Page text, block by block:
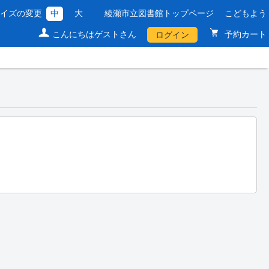
ズの変更 中 大 綾瀬市立図書館トップページ こどもよう
こんにちはゲストさん ログイン 予約カート